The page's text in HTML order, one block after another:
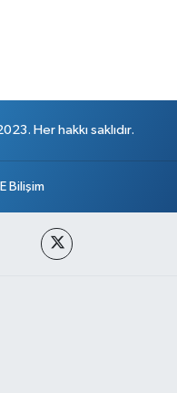
Her hakkı saklıdır.
Bilişim